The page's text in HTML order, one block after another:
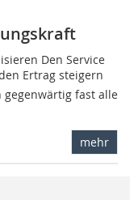
Den Service
Ertrag steigern 
fast alle
mehr